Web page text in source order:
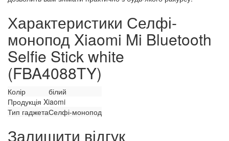
Характеристики Селфі-
монопод Xiaomi Mi Bluetooth
Selfie Stick white
(FBA4088TY)
Колір
білий
Продукція Xiaomi
Тип гаджетаСелфі-монопод
Залишити відгук